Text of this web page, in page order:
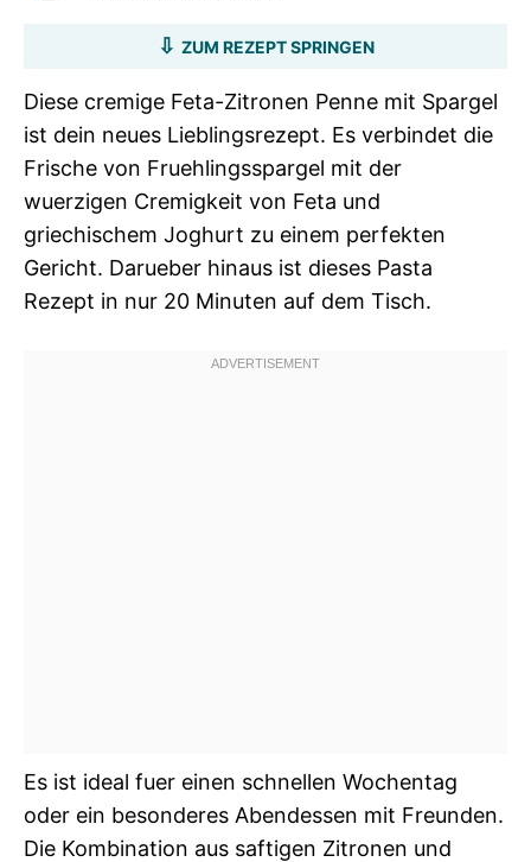
ZUM REZEPT SPRINGEN
Diese cremige Feta-Zitronen Penne mit Spargel
ist dein neues Lieblingsrezept. Es verbindet die
Frische von Fruehlingsspargel mit der
wuerzigen Cremigkeit von Feta und
griechischem Joghurt zu einem perfekten
Gericht. Darueber hinaus ist dieses Pasta
Rezept in nur 20 Minuten auf dem Tisch.
Es ist ideal fuer einen schnellen Wochentag
oder ein besonderes Abendessen mit Freunden.
Die Kombination aus saftigen Zitronen und